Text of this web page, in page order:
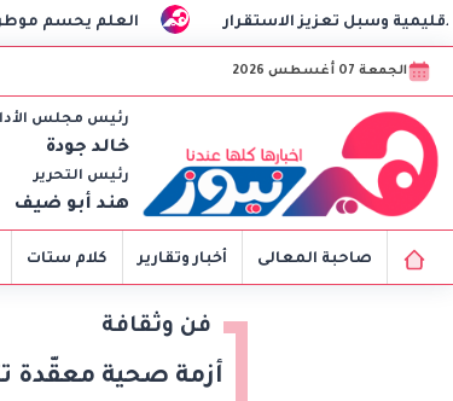
العلم يحسم موطن البطيخ الأصلي
الجمعة 07 أغسطس 2026
رئيس مجلس
خالد جودة
رئيس التحرير
هند أبو ضيف
صاحبة المعالى أخبار وتقارير كلام ستات
فن وثقافة
أزمة صحية معقّدة